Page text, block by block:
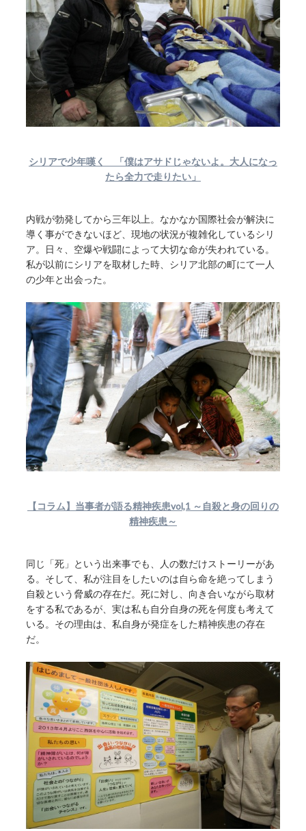
シリアで少年嘆く 「僕はアサドじゃないよ。大人になっ
たら全力で走りたい」
内戦が勃発してから三年以上。なかなか国際社会が解決に
導く事ができないほど、現地の状況が複雑化しているシリ
ア。日々、空爆や戦闘によって大切な命が失われている。
私が以前にシリアを取材した時、シリア北部の町にて一人
の少年と出会った。
【コラム】当事者が語る精神疾患vol,1 ～自殺と身の回りの
精神疾患～
同じ「死」という出来事でも、人の数だけストーリーがあ
る。そして、私が注目をしたいのは自ら命を絶ってしまう
自殺という脅威の存在だ。死に対し、向き合いながら取材
をする私であるが、実は私も自分自身の死を何度も考えて
いる。その理由は、私自身が発症をした精神疾患の存在
だ。